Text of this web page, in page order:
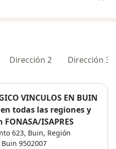
Dirección 2 Dirección 3
VINCULOS EN BUIN
todas las regiones y
ISAPRES
623, Buin, Región
Buin 9502007